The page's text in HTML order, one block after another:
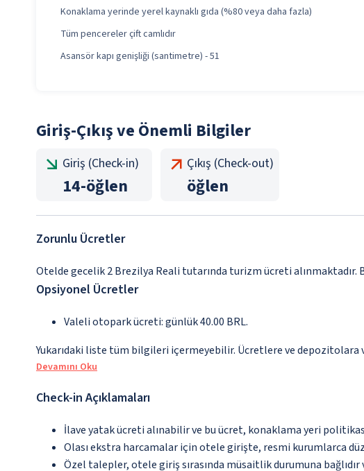
Konaklama yerinde yerel kaynaklı gıda (%80 veya daha fazla)
Tüm pencereler çift camlıdır
Asansör kapı genişliği (santimetre) - 51
Giriş-Çıkış ve Önemli Bilgiler
Giriş (Check-in)
14-öğlen
Çıkış (Check-out)
öğlen
Zorunlu Ücretler
Otelde gecelik 2 Brezilya Reali tutarında turizm ücreti
Opsiyonel Ücretler
Valeli otopark ücreti: günlük 40.00 BRL.
Yukarıdaki liste tüm bilgileri içermeyebilir. Ücretlere ve
Devamını Oku
Check-in Açıklamaları
İlave yatak ücreti alınabilir ve bu ücret, konaklama yeri
Olası ekstra harcamalar için otele girişte, resmi kurumlarca
Özel talepler, otele giriş sırasında müsaitlik durumuna